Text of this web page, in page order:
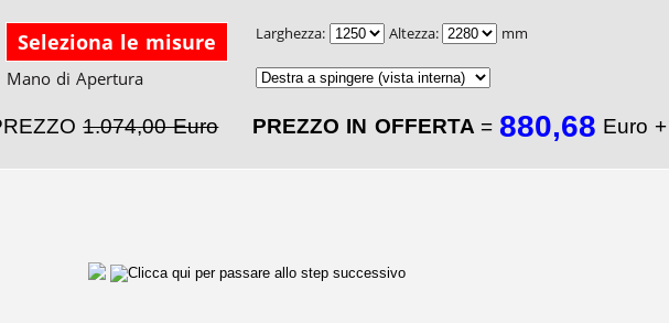
Seleziona le misure Larghezza: Altezza: mm
Mano di Apertura
1.074,00 Euro PREZZO IN OFFERTA = 880,68 Euro